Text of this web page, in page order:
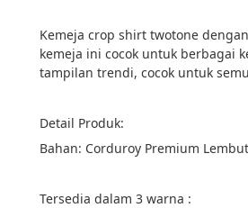
Kemeja crop shirt twotone
kemeja ini cocok untuk berbagai
tampilan trendi, cocok untuk
Detail Produk:
Bahan: Corduroy Premium Lembut
Tersedia dalam 3 warna :